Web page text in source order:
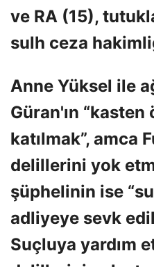
ve RA (15),
sulh ceza
Anne Yüksel ile
Güran'ın
katılmak”, amca
delillerini yok
şüphelinin ise
adliyeye sevk
Suçluya yardım